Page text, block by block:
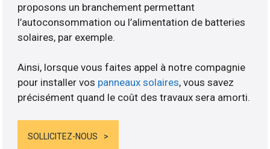
proposons un branchement permettant
l’autoconsommation ou l’alimentation de batteries
solaires, par exemple.
Ainsi, lorsque vous faites appel à notre compagnie
pour installer vos panneaux solaires, vous savez
précisément quand le coût des travaux sera amorti.
SOLLICITEZ-NOUS